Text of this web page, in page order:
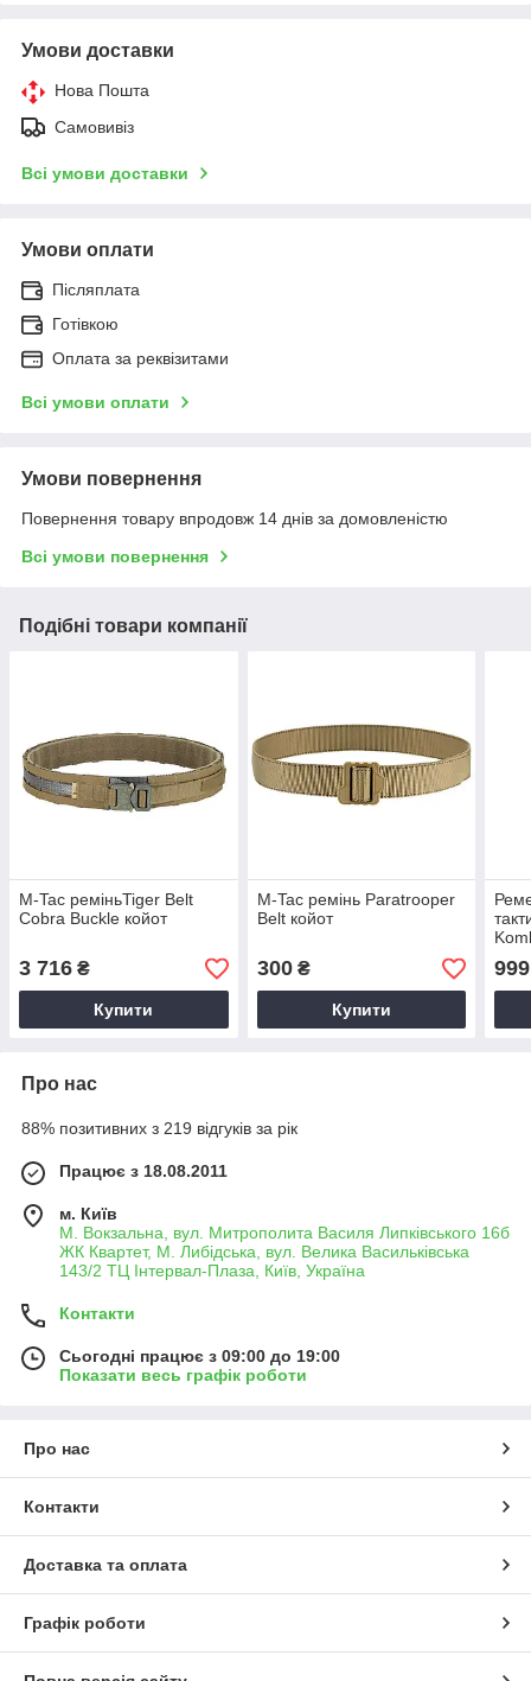
Умови доставки
Нова Пошта
Самовивіз
Всі умови доставки
Умови оплати
Післяплата
Готівкою
Оплата за реквізитами
Всі умови оплати
Умови повернення
Повернення товару впродовж 14 днів за домовленістю
Всі умови повернення
Подібні товари компанії
M-Tac реміньTiger Belt
Cobra Buckle койот
3 716 ₴
Купити
M-Tac ремінь Paratrooper
Belt койот
300₴
Купити
999
Про нас
88% позитивних з 219 відгуків за рік
Працює з 18.08.2011
м. Київ
М. Вокзальна, вул. Митрополита Василя Липківського 16б
ЖК Квартет, М. Либідська, вул. Велика Васильківська
143/2 ТЦ Інтервал-Плаза, Київ, Україна
Контакти
Сьогодні працює з 09:00 до 19:00
Показати весь графік роботи
Про нас
Контакти
Доставка та оплата
Графік роботи